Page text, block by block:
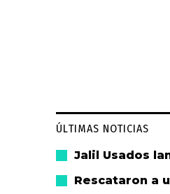
ÚLTIMAS NOTICIAS
Jalil Usados
Rescataron a